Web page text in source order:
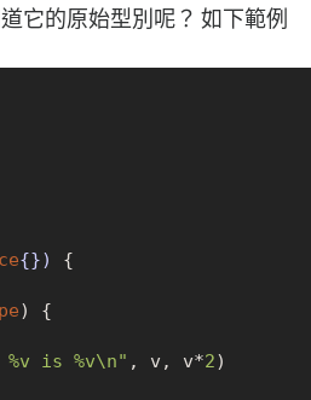
它的原始型別呢？ 如下範例
{}) {
) {
%v is %v\n" , v, v*2)